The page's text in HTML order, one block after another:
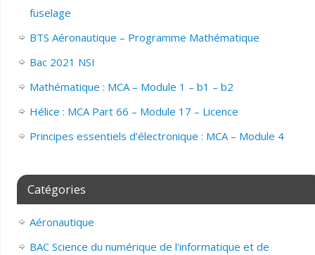
fuselage
BTS Aéronautique – Programme Mathématique
Bac 2021 NSI
Mathématique : MCA – Module 1 – b1 – b2
Hélice : MCA Part 66 – Module 17 – Licence
Principes essentiels d’électronique : MCA – Module 4
Catégories
Aéronautique
BAC Science du numérique de l'informatique et de